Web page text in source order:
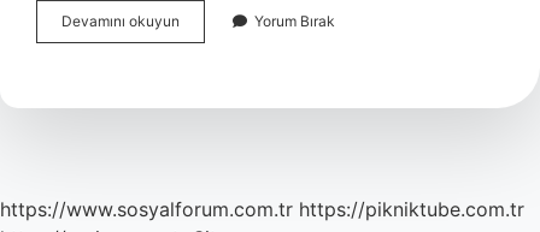
Devamını okuyun
Birliğine
Nelerdir
Yorum Bırak
https://www.sosyalforum.com.tr https://pikniktube.com.tr